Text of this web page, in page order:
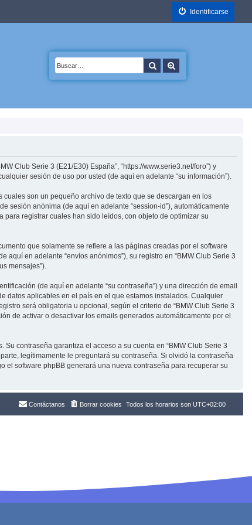
Identificarse
Buscar
Club Serie 3 (E21/E30) España”, “https://www.serie3.net/foro”) y
sesión de uso por usted (de aquí en adelante “su información”).
son un pequeño archivo de texto que se descargan en los
sesión anónima (de aquí en adelante “session-id”), automáticamente
para registrar cuales han sido leídos, con objeto de optimizar su
que solamente se refiere a las páginas creadas por el software
en adelante “envíos anónimos”), su registro en “BMW Club Serie 3
mensajes”).
(de aquí en adelante “su contraseña”) y una dirección de email
datos aplicables en el país en el que estamos instalados. Cualquier
será obligatoria u opcional, según el criterio de “BMW Club Serie 3
de activar o desactivar los emails generados automáticamente por el
contraseña garantiza el acceso a su cuenta en “BMW Club Serie 3
legítimamente le preguntará su contraseña. Si olvidó la contraseña
el software phpBB generará una nueva contraseña para recuperar su
Todos los horarios son UTC+02:00
Borrar cookies
Contáctanos